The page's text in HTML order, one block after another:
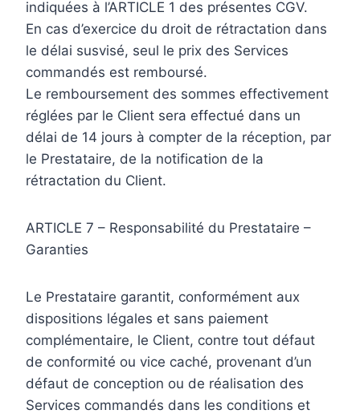
indiquées à l’ARTICLE 1 des présentes CGV.
En cas d’exercice du droit de rétractation dans
le délai susvisé, seul le prix des Services
commandés est remboursé.
Le remboursement des sommes effectivement
réglées par le Client sera effectué dans un
délai de 14 jours à compter de la réception, par
le Prestataire, de la notification de la
rétractation du Client.
ARTICLE 7 – Responsabilité du Prestataire –
Garanties
Le Prestataire garantit, conformément aux
dispositions légales et sans paiement
complémentaire, le Client, contre tout défaut
de conformité ou vice caché, provenant d’un
défaut de conception ou de réalisation des
Services commandés dans les conditions et